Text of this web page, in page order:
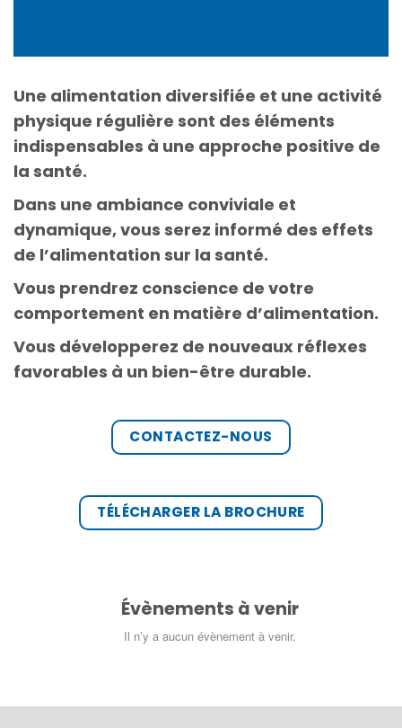
Une alimentation diversifiée et une activité
physique régulière sont des éléments
indispensables à une approche positive de
la santé.
Dans une ambiance conviviale et
dynamique, vous serez informé des effets
de l’alimentation sur la santé.
Vous prendrez conscience de votre
comportement en matière d’alimentation.
Vous développerez de nouveaux réflexes
favorables à un bien-être durable.
CONTACTEZ-NOUS
TÉLÉCHARGER LA BROCHURE
Évènements à venir
Il n’y a aucun évènement à venir.